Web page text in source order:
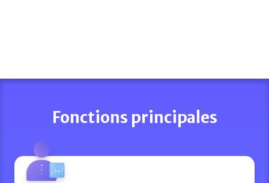
Fonctions principales